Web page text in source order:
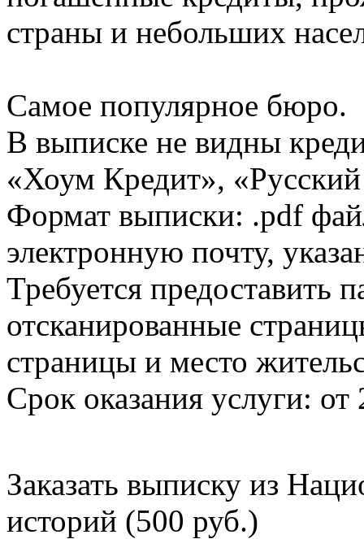
страны и небольших
Самое популярное бюро.
В выписке не видны
«Хоум Кредит»,
Формат выписки: .pdf
электронную почту,
Требуется предоставить
отсканированные
страницы и место
Срок оказания услуги: от
Заказать выписку из
историй (500 руб.)